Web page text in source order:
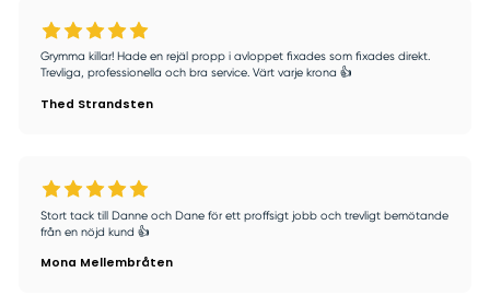
Grymma killar! Hade en rejäl propp i avloppet fixades som fixades direkt.
Trevliga, professionella och bra service. Värt varje krona 👍
Thed Strandsten
Stort tack till Danne och Dane för ett proffsigt jobb och trevligt bemötande
från en nöjd kund 👍
Mona Mellembråten